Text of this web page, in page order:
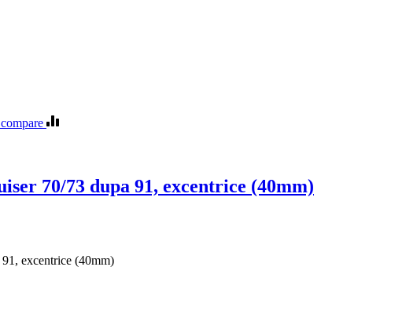
70/73 dupa 91, excentrice (40mm)
excentrice (40mm)